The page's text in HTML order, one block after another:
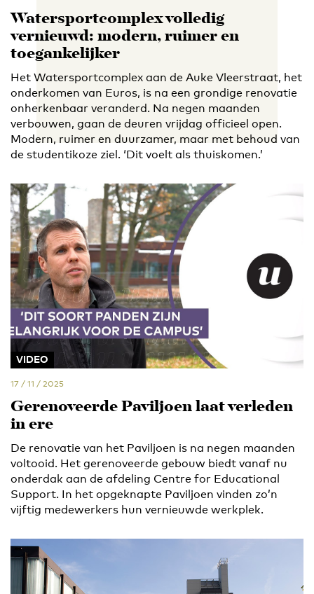
Watersportcomplex volledig
vernieuwd: modern, ruimer en
toegankelijker
Het Watersportcomplex aan de Auke Vleerstraat, het
onderkomen van Euros, is na een grondige renovatie
onherkenbaar veranderd. Na negen maanden
verbouwen, gaan de deuren vrijdag officieel open.
Modern, ruimer en duurzamer, maar met behoud van
de studentikoze ziel. ‘Dit voelt als thuiskomen.’
VIDEO
17 / 11 / 2025
Gerenoveerde Paviljoen laat verleden
in ere
De renovatie van het Paviljoen is na negen maanden
voltooid. Het gerenoveerde gebouw biedt vanaf nu
onderdak aan de afdeling Centre for Educational
Support. In het opgeknapte Paviljoen vinden zo’n
vijftig medewerkers hun vernieuwde werkplek.